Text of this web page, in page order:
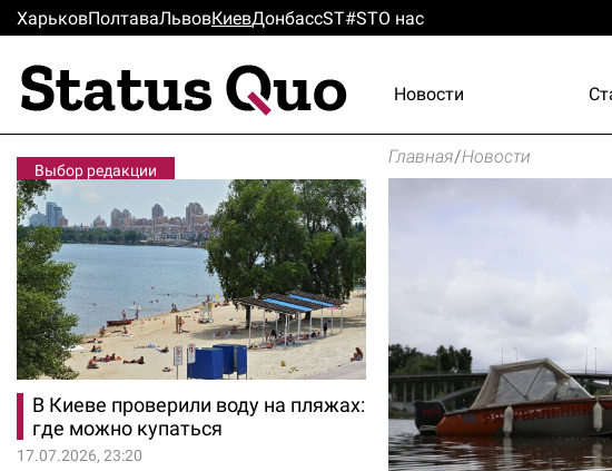
ХарьковПолтаваЛьвовКиевДонбассST#STО нас
Новости
Выбор редакции
В Киеве проверили воду на пляжах:
где можно купаться
17.07.2026, 23:20
Главная/Новости